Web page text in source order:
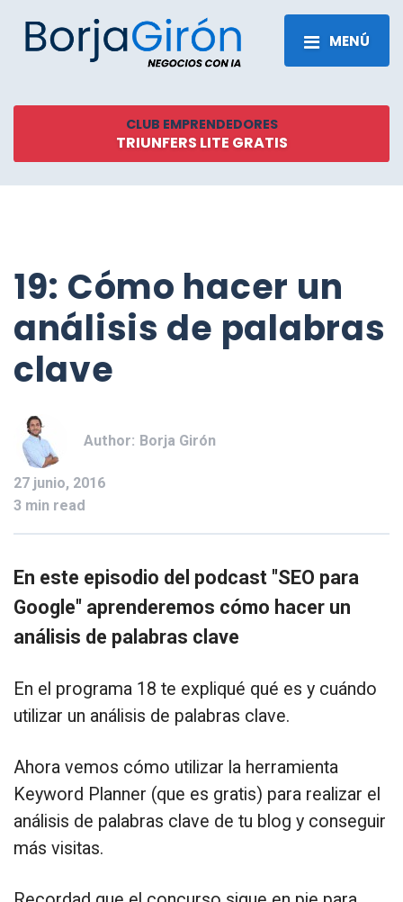
MENÚ
CLUB EMPRENDEDORES
TRIUNFERS LITE GRATIS
19: Cómo hacer un
análisis de palabras
clave
Author: Borja Girón
27 junio, 2016
3 min read
En este episodio del podcast "SEO para
Google" aprenderemos cómo hacer un
análisis de palabras clave
En el programa 18 te expliqué qué es y cuándo
utilizar un análisis de palabras clave.
Ahora vemos cómo utilizar la herramienta
Keyword Planner (que es gratis) para realizar el
análisis de palabras clave de tu blog y conseguir
más visitas.